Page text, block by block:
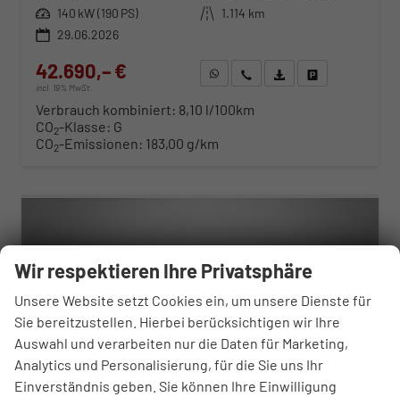
Leistung 140 kW (190 PS) Kilometerstand 1.114 km
29.06.2026
42.690,– €
incl. 19% MwSt.
WhatsApp anfragen
Wir rufen Sie anFahrzeugexposé (PDF)
Verbrauch kombiniert: 8,10 l/100km
CO2-Klasse: G
CO2-Emissionen: 183,00 g/km
Wir respektieren Ihre Privatsphäre
Unsere Website setzt Cookies ein, um unsere Dienste für
Sie bereitzustellen. Hierbei berücksichtigen wir Ihre
Auswahl und verarbeiten nur die Daten für Marketing,
Analytics und Personalisierung, für die Sie uns Ihr
Einverständnis geben. Sie können Ihre Einwilligung